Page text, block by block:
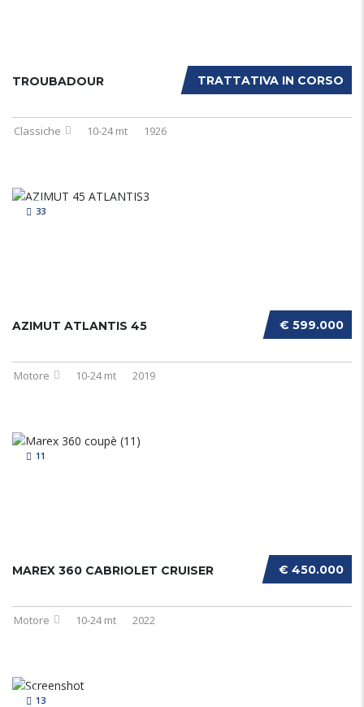
TRATTATIVA IN CORSO
TROUBADOUR
Classiche 10-24 mt 1926
33
€ 599.000
AZIMUT ATLANTIS 45
Motore 10-24 mt 2019
11
€ 450.000
MAREX 360 CABRIOLET CRUISER
Motore 10-24 mt 2022
13